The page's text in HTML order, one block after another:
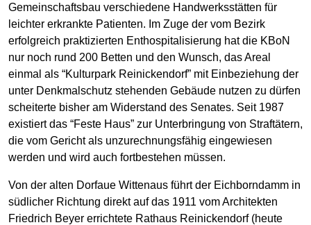
Gemeinschaftsbau verschiedene Handwerksstätten für
leichter erkrankte Patienten. Im Zuge der vom Bezirk
erfolgreich praktizierten Enthospitalisierung hat die KBoN
nur noch rund 200 Betten und den Wunsch, das Areal
einmal als “Kulturpark Reinickendorf” mit Einbeziehung der
unter Denkmalschutz stehenden Gebäude nutzen zu dürfen
scheiterte bisher am Widerstand des Senates. Seit 1987
existiert das “Feste Haus” zur Unterbringung von Straftätern,
die vom Gericht als unzurechnungsfähig eingewiesen
werden und wird auch fortbestehen müssen.
Von der alten Dorfaue Wittenaus führt der Eichborndamm in
südlicher Richtung direkt auf das 1911 vom Architekten
Friedrich Beyer errichtete Rathaus Reinickendorf (heute